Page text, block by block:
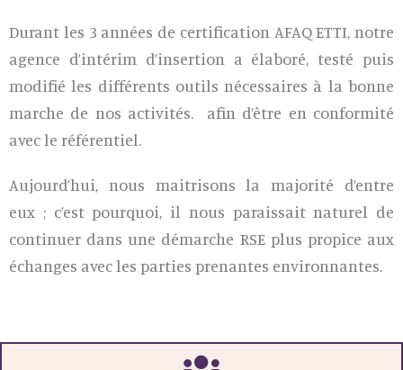
Durant les 3 années de certification AFAQ ETTI, notre
agence d’intérim d’insertion a élaboré, testé puis
modifié les différents outils nécessaires à la bonne
marche de nos activités. afin d’être en conformité
avec le référentiel.
Aujourd’hui, nous maitrisons la majorité d’entre
eux ; c’est pourquoi, il nous paraissait naturel de
continuer dans une démarche RSE plus propice aux
échanges avec les parties prenantes environnantes.